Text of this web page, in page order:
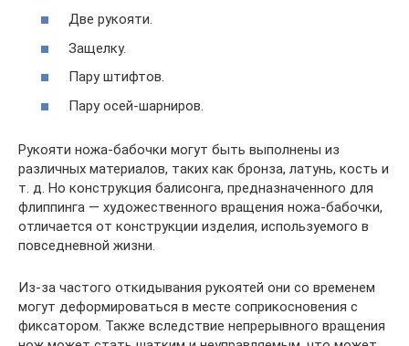
Две рукояти.
Защелку.
Пару штифтов.
Пару осей-шарниров.
Рукояти ножа-бабочки могут быть выполнены из
различных материалов, таких как бронза, латунь, кость и
т. д. Но конструкция балисонга, предназначенного для
флиппинга — художественного вращения ножа-бабочки,
отличается от конструкции изделия, используемого в
повседневной жизни.
Из-за частого откидывания рукоятей они со временем
могут деформироваться в месте соприкосновения с
фиксатором. Также вследствие непрерывного вращения